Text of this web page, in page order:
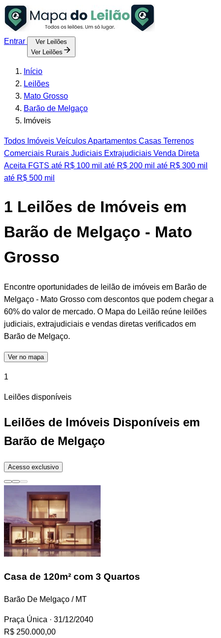
Entrar
Ver Leilões
Ver Leilões
Início
Leilões
Mato Grosso
Barão de Melgaço
Imóveis
Todos Imóveis VeículosApartamentos Casas Terrenos
Comerciais Rurais Judiciais Extrajudiciais Venda Direta
Aceita FGTS até R$ 100 mil até R$ 200 mil até R$ 300 mil
até R$ 500 mil
1 Leilões de Imóveis em
Barão de Melgaço - Mato
Grosso
Encontre oportunidades de leilão de imóveis em Barão de
Melgaço - Mato Grosso com descontos que podem chegar a
60% do valor de mercado. O Mapa do Leilão reúne leilões
judiciais, extrajudiciais e vendas diretas verificados em
Barão de Melgaço.
Ver no mapa
1
Leilões disponíveis
Leilões de Imóveis Disponíveis em
Barão de Melgaço
Acesso exclusivo
Casa de 120m² com 3 Quartos
Barão De Melgaço / MT
Praça Única · 31/12/2040
R$ 250.000,00